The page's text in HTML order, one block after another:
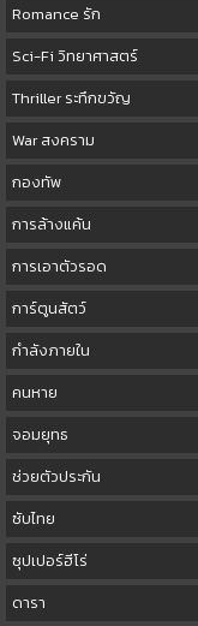
Romance รัก
Sci-Fi วิทยาศาสตร์
Thriller ระทึกขวัญ
War สงคราม
กองทัพ
การล้างแค้น
การเอาตัวรอด
การ์ตูนสัตว์
กำลังภายใน
คนหาย
จอมยุทธ
ช่วยตัวประกัน
ซับไทย
ซุปเปอร์ฮีโร่
ดารา